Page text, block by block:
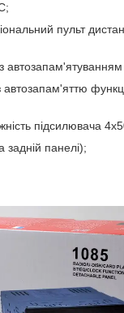
пульт
автозапам'яттю
підсилювача
задній панелі);